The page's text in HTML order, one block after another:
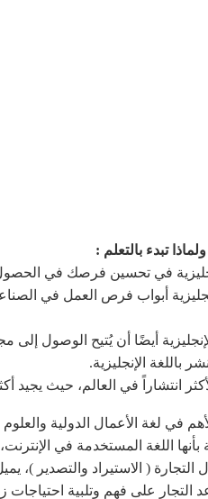
تبدء بالتعلم :
أبواب فرص العمل في
الإنجليزية أيضًا أن يُتيح الوصول
باللغة الإنجليزية.
التجارة ( الاستيراد والتصدير )،
التجار على فهم وتلبية